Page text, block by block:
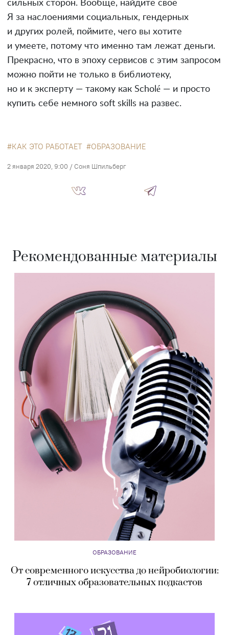
сильных сторон. Вообще, найдите свое
Я за наслоениями социальных, гендерных
и других ролей, поймите, чего вы хотите
и умеете, потому что именно там лежат деньги.
Прекрасно, что в эпоху сервисов с этим запросом
можно пойти не только в библиотеку,
но и к эксперту — такому как Scholé — и просто
купить себе немного soft skills на развес.
КАК ЭТО РАБОТАЕТ ОБРАЗОВАНИЕ
2 января 2020, 9:00 / Соня Шпильберг
Рекомендованные материалы
ОБРАЗОВАНИЕ
От современного искусства до нейробиологии:
7 отличных образовательных подкастов